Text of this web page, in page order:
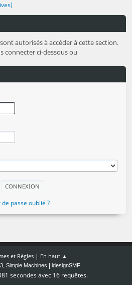
autorisés à accéder à cette section.
connecter ci-dessous ou
de passe oublié ?
et Règles| En haut ▲
, Simple Machines idesignSMF
secondes avec 16 requêtes.